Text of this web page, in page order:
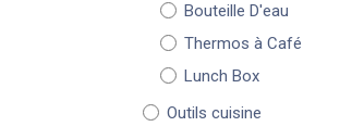
Bouteille D'eau
Thermos à Café
Lunch Box
Outils cuisine